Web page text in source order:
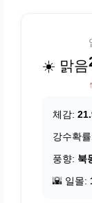
☀️ 맑음
체감:
강수확
풍향: 북
🌇 일몰: